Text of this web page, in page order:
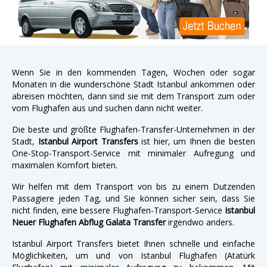
Wenn Sie in den kommenden Tagen, Wochen oder sogar
Monaten in die wunderschöne Stadt Istanbul ankommen oder
abreisen möchten, dann sind sie mit dem Transport zum oder
vom Flughafen aus und suchen dann nicht weiter.
Die beste und größte Flughafen-Transfer-Unternehmen in der
Stadt, Istanbul Airport Transfersist hier, um Ihnen die besten
One-Stop-Transport-Service mit minimaler Aufregung und
maximalen Komfort bieten.
Wir helfen mit dem Transport von bis zu einem Dutzenden
Passagiere jeden Tag, und Sie können sicher sein, dass Sie
nicht finden, eine bessere Flughafen-Transport-Service Istanbul
Neuer Flughafen Abflug Galata Transferirgendwo anders.
Istanbul Airport Transfers bietet Ihnen schnelle und einfache
Möglichkeiten, um und von Istanbul Flughafen (Atatürk